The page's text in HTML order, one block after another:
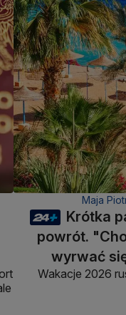
Maja
Krótka
powrót.
wyrwać
Wakacje 2026